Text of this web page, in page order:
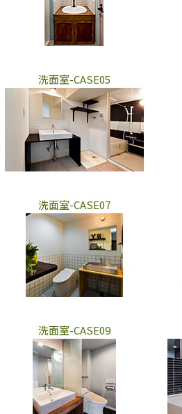
洗面室-CASE05
洗面室-CASE07
洗面室-CASE09